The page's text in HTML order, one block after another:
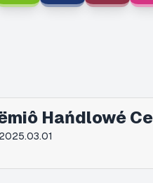
Hańdlowé